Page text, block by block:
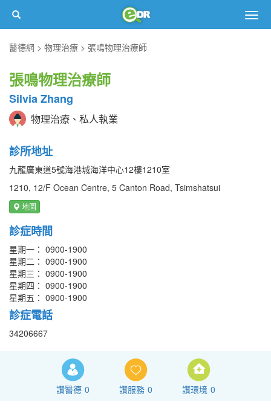
醫德網
物理治療 張鳴物理治療師
張鳴物理治療師
Silvia Zhang
物理治療、私人執業
診所地址
九龍廣東道5號海港城海洋中心12樓1210室
1210, 12/F Ocean Centre, 5 Canton Road, Tsimshatsui
地圖
診症時間
星期一： 0900-1900
星期二： 0900-1900
星期三： 0900-1900
星期四： 0900-1900
星期五： 0900-1900
診症電話
34206667
讚醫德 0 讚服務 0 讚環境 0